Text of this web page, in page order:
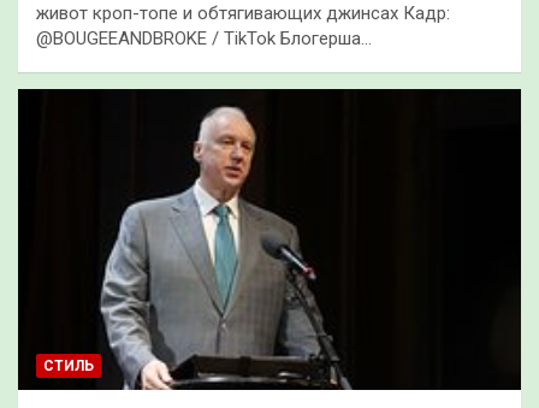
живот кроп-топе и обтягивающих джинсах Кадр:
@BOUGEEANDBROKE / TikTok Блогерша…
СТИЛЬ